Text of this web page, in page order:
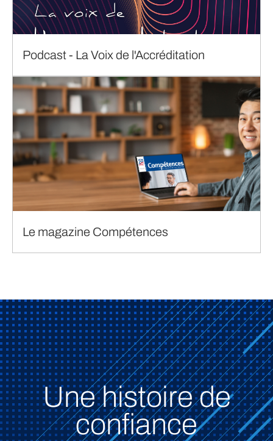
Podcast - La Voix de l'Accréditation
Le magazine Compétences
Une histoire de
confiance